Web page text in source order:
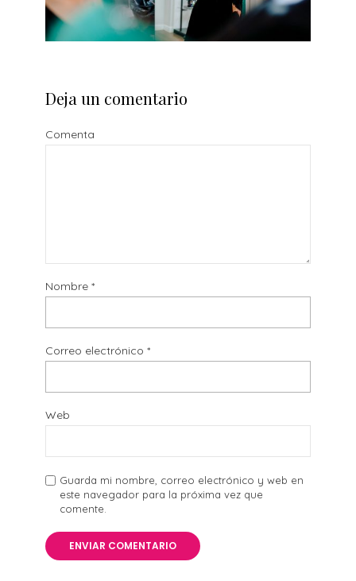
Deja un comentario
Comenta
Nombre *
Correo electrónico *
Web
Guarda mi nombre, correo electrónico y web en
este navegador para la próxima vez que
comente.